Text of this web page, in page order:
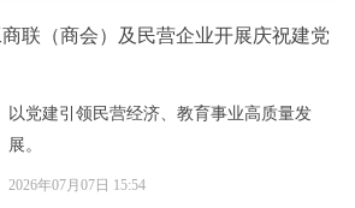
联（商会）及民营企业开展庆祝建党
以党建引领民营经济、教育事业高质量发
展。
2026年07月07日 15:54